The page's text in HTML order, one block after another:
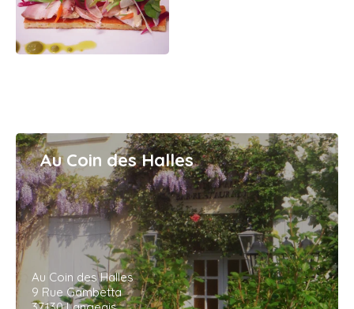
Au Coin des Halles
Au Coin des Halles
9 Rue Gambetta